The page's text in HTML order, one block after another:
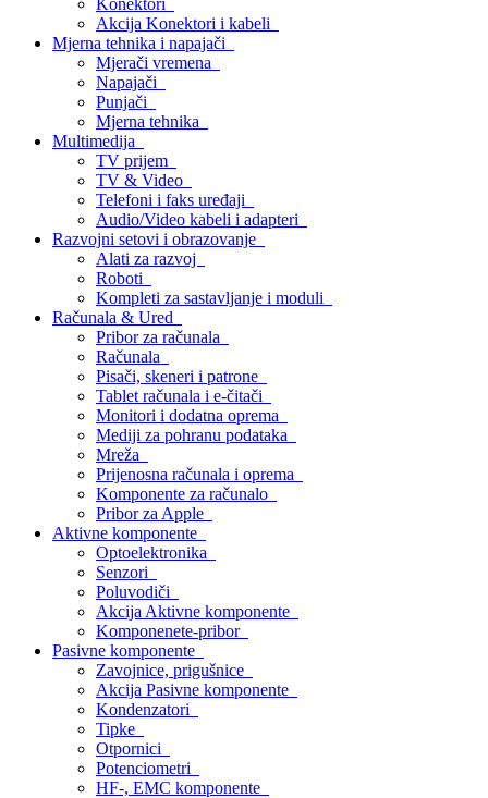
Konektori
Akcija Konektori i kabeli
Mjerna tehnika i napajači
Mjerači vremena
Napajači
Punjači
Mjerna tehnika
Multimedija
TV prijem
TV & Video
Telefoni i faks uređaji
Audio/Video kabeli i adapteri
Razvojni setovi i obrazovanje
Alati za razvoj
Roboti
Kompleti za sastavljanje i moduli
Računala & Ured
Pribor za računala
Računala
Pisači, skeneri i patrone
Tablet računala i e-čitači
Monitori i dodatna oprema
Mediji za pohranu podataka
Mreža
Prijenosna računala i oprema
Komponente za računalo
Pribor za Apple
Aktivne komponente
Optoelektronika
Senzori
Poluvodiči
Akcija Aktivne komponente
Komponenete-pribor
Pasivne komponente
Zavojnice, prigušnice
Akcija Pasivne komponente
Kondenzatori
Tipke
Otpornici
Potenciometri
HF-, EMC komponente